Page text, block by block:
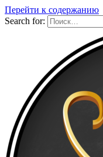
Перейти к содержанию
Search for: